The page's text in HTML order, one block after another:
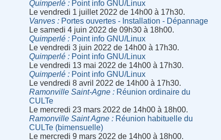
Quimperlé
Point info GNU/Linux
Le vendredi 1 juillet 2022 de 14h00 à 17h30.
Vanves
Portes ouvertes - Installation - Dépannage
Le samedi 4 juin 2022 de 09h30 à 18h00.
Quimperlé
Point info GNU/Linux
Le vendredi 3 juin 2022 de 14h00 à 17h30.
Quimperlé
Point info GNU/Linux
Le vendredi 13 mai 2022 de 14h00 à 17h30.
Quimperlé
Point info GNU/Linux
Le vendredi 8 avril 2022 de 14h00 à 17h30.
Ramonville Saint-Agne
Réunion ordinaire du
CULTe
Le mercredi 23 mars 2022 de 14h00 à 18h00.
Ramonville Saint Agne
Réunion habituelle du
CULTe (bimensuelle)
Le mercredi 9 mars 2022 de 14h00 à 18h00.